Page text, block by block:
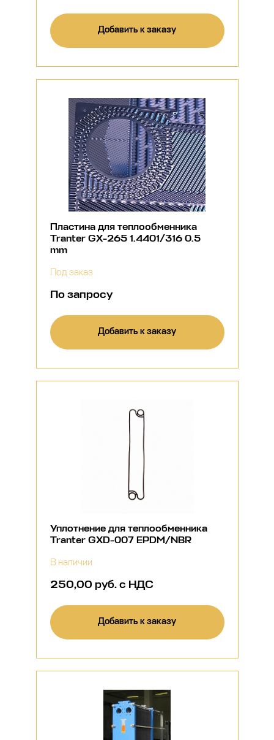
Добавить к заказу
Пластина для теплообменника
Tranter GX-265 1.4401/316 0.5
mm
Под заказ
По запросу
Добавить к заказу
Уплотнение для теплообменника
Tranter GXD-007 EPDM/NBR
В наличии
250,00 руб. с НДС
Добавить к заказу